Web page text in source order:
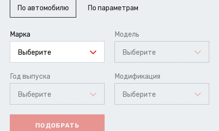
По автомобилю По параметрам
Марка
Выберите
Модель
Выберите
Год выпуска
Выберите
Модификация
Выберите
ПОДОБРАТЬ